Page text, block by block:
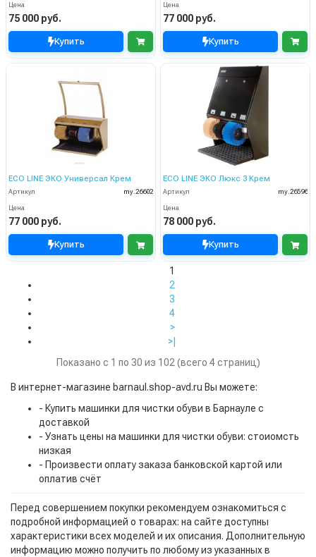
Цена
75 000 руб.
Купить
Цена
77 000 руб.
Купить
ECO LINE ЭКО Универсал Крем
Артикул my.26602
Цена
77 000 руб.
Купить
ECO LINE ЭКО Люкс 3 Крем
Артикул my.26596
Цена
78 000 руб.
Купить
1
2
3
4
>
>|
Показано с 1 по 30 из 102 (всего 4 страниц)
В интернет-магазине barnaul.shop-avd.ru Вы можете:
- Купить машинки для чистки обуви в Барнауле с
доставкой
- Узнать цены на машинки для чистки обуви: стоиомсть
низкая
- Произвести оплату заказа банковской картой или
оплатив счёт
Перед совершением покупки рекомендуем ознакомиться с
подробной информацией о товарах: на сайте доступны
характеристики всех моделей и их описания. Дополнительную
информацию можно получить по любому из указанных в